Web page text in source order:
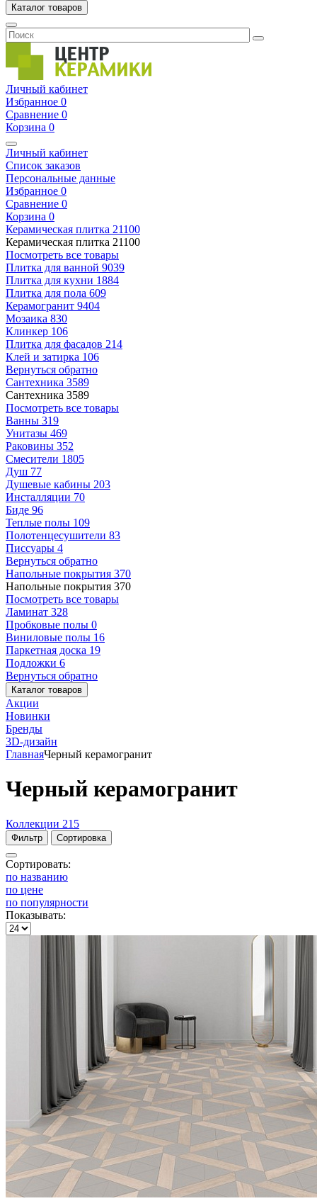
Каталог товаров
Личный кабинет
Избранное 0
Сравнение 0
Корзина 0
Личный кабинет
Список заказов
Персональные данные
Избранное 0
Сравнение 0
Корзина 0
Керамическая плитка 21100
Керамическая плитка 21100
Посмотреть все товары
Плитка для ванной 9039
Плитка для кухни 1884
Плитка для пола 609
Керамогранит 9404
Мозаика 830
Клинкер 106
Плитка для фасадов 214
Клей и затирка 106
Вернуться обратно
Сантехника 3589
Сантехника 3589
Посмотреть все товары
Ванны 319
Унитазы 469
Раковины 352
Смесители 1805
Душ 77
Душевые кабины 203
Инсталляции 70
Биде 96
Теплые полы 109
Полотенцесушители 83
Писсуары 4
Вернуться обратно
Напольные покрытия 370
Напольные покрытия 370
Посмотреть все товары
Ламинат 328
Пробковые полы 0
Виниловые полы 16
Паркетная доска 19
Подложки 6
Вернуться обратно
Каталог товаров
Акции
Новинки
Бренды
3D-дизайн
ГлавнаяЧерный керамогранит
Черный керамогранит
Коллекции 215
Фильтр Сортировка
Сортировать:
по названию
по цене
по популярности
Показывать: